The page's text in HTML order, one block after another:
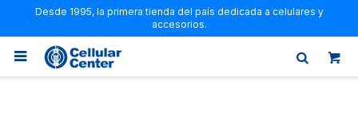
Desde 1995, la primera tienda del país dedicada a celulares y
accesorios.
